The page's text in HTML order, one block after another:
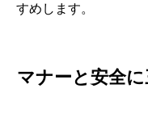
すめします。
マナーと安全